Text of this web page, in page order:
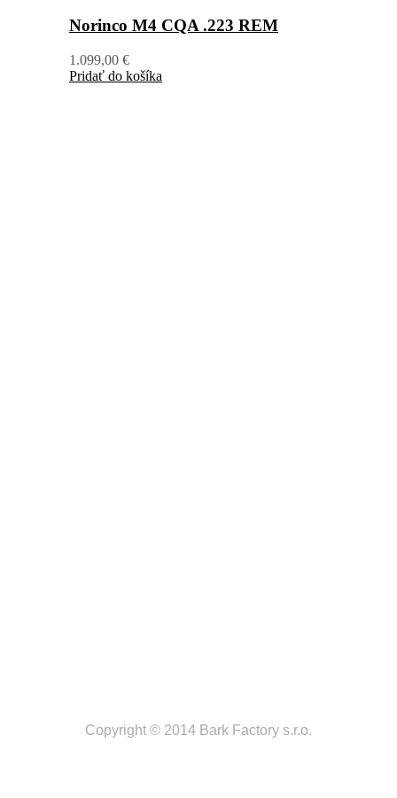
Norinco M4 CQA .223 REM
1.099,00 €
Pridať do košíka
Copyright © 2014 Bark Factory s.r.o.